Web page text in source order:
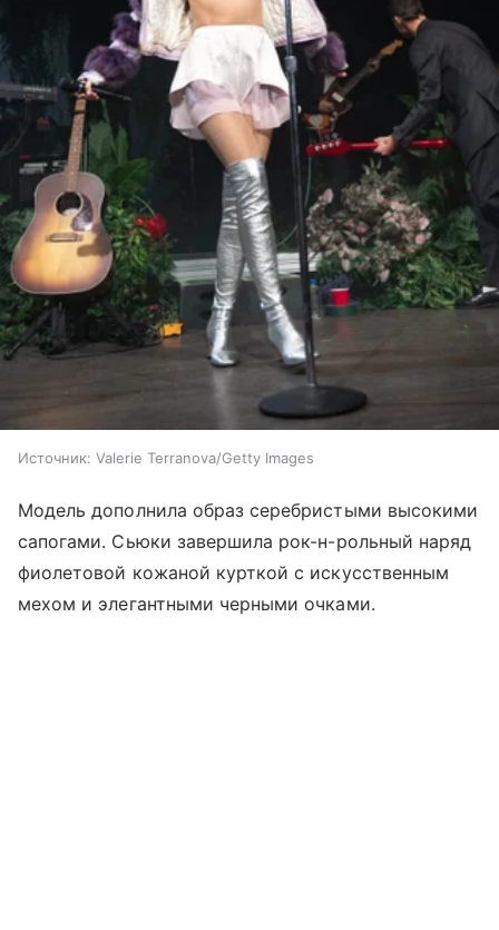
Источник: Valerie Terranova/Getty Images
Модель дополнила образ серебристыми высокими
сапогами. Сьюки завершила рок-н-рольный наряд
фиолетовой кожаной курткой с искусственным
мехом и элегантными черными очками.